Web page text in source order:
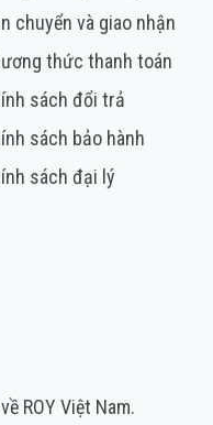
chuyển và giao nhận
thức thanh toán
sách đổi trả
sách bảo hành
sách đại lý
ROY Việt Nam.